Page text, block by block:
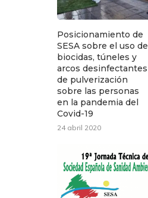
Posicionamiento de
SESA sobre el uso de
biocidas, túneles y
arcos desinfectantes
de pulverización
sobre las personas
en la pandemia del
Covid-19
24 abril 2020